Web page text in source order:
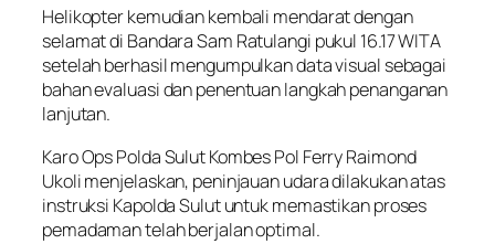
Helikopter kemudian kembali mendarat dengan
selamat di Bandara Sam Ratulangi pukul 16.17 WITA
setelah berhasil mengumpulkan data visual sebagai
bahan evaluasi dan penentuan langkah penanganan
lanjutan.
Karo Ops Polda Sulut Kombes Pol Ferry Raimond
Ukoli menjelaskan, peninjauan udara dilakukan atas
instruksi Kapolda Sulut untuk memastikan proses
pemadaman telah berjalan optimal.